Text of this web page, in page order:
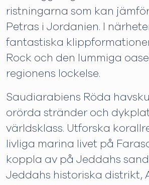
ristningarna som kan
Petras i Jordanien. I
fantastiska
Rock och den lummiga
regionens lockelse.
Saudiarabiens Röda
orörda stränder och
världsklass. Utforska
livliga marina livet på
koppla av på Jeddahs
Jeddahs historiska distrikt,